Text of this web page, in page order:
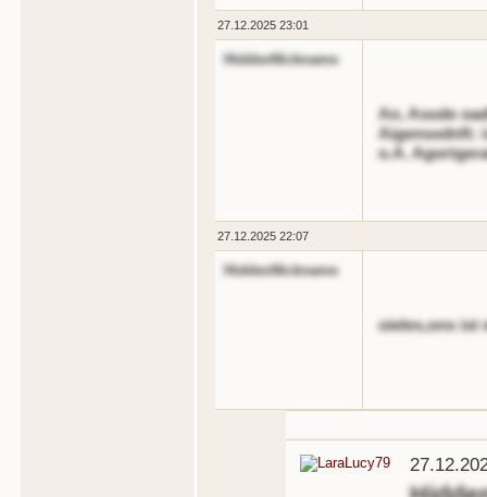
27.12.2025 23:01
HiddenNickname
An, Asode
Aigensodnft:
o.A.
27.12.2025 22:07
HiddenNickname
oieles,ons ist